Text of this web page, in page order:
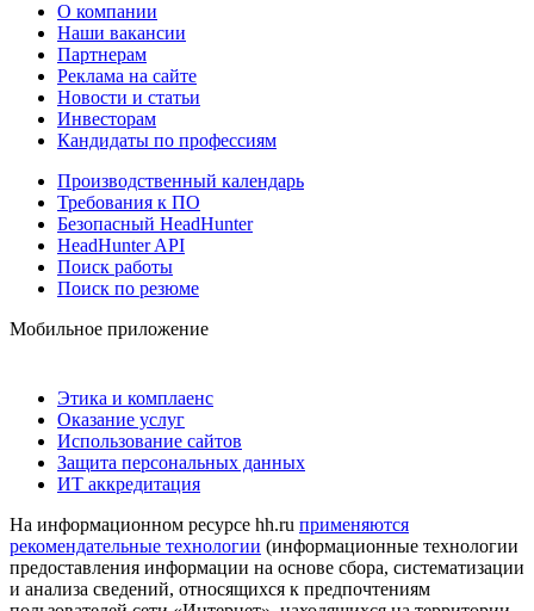
О компании
Наши вакансии
Партнерам
Реклама на сайте
Новости и статьи
Инвесторам
Кандидаты по профессиям
Производственный календарь
Требования к ПО
Безопасный HeadHunter
HeadHunter API
Поиск работы
Поиск по резюме
Мобильное приложение
Этика и комплаенс
Оказание услуг
Использование сайтов
Защита персональных данных
ИТ аккредитация
На информационном ресурсе hh.ru применяются
рекомендательные технологии (информационные технологии
предоставления информации на основе сбора, систематизации
и анализа сведений, относящихся к предпочтениям